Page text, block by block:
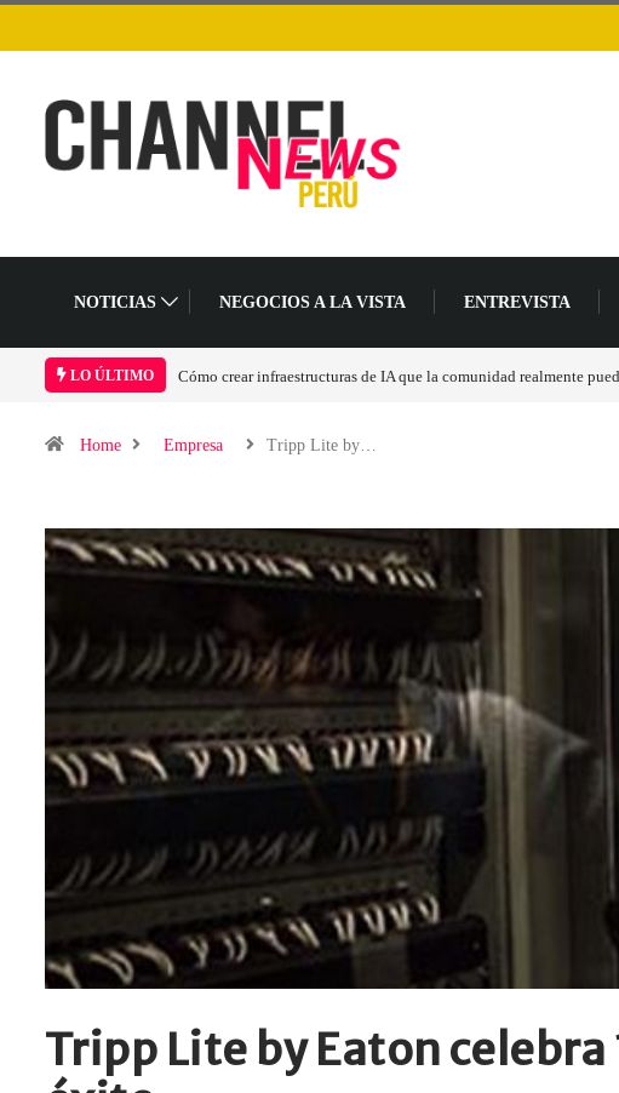
NOTICIAS NEGOCIOS A LA VISTA ENTREVISTA
LO ÚLTIMO Las tarjetas gráficas RDNA 5 ya están en fase avanzada de
Home Empresa Tripp Lite by…
Tripp Lite by Eaton